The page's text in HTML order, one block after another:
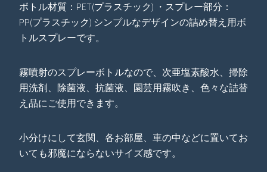
ボトル材質：PET(プラスチック) ・スプレー部分：
PP(プラスチック) シンプルなデザインの詰め替え用ボ
トルスプレーです。
霧噴射のスプレーボトルなので、次亜塩素酸水、掃除
用洗剤、除菌液、抗菌液、園芸用霧吹き、色々な詰替
え品にご使用できます。
小分けにして玄関、各お部屋、車の中などに置いてお
いても邪魔にならないサイズ感です。